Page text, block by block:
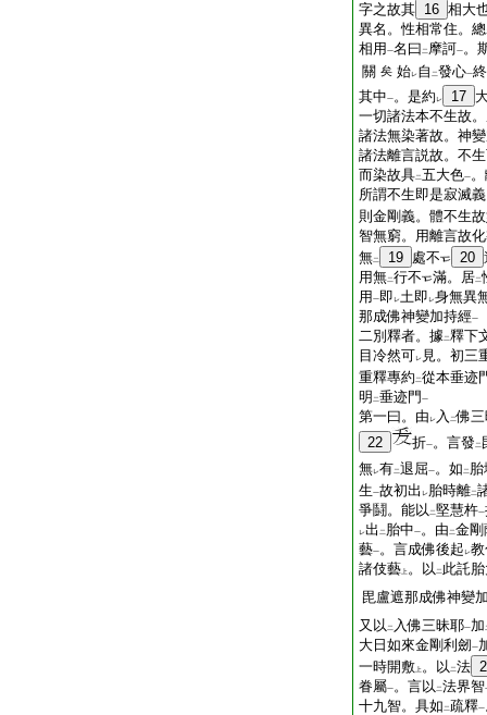
字之故其 16 相大
異名。性相常住。總
相用 一名曰 二 摩訶一。
關 矣 始レ自 二發心一終
其中一。是約 レ 17
一切諸法本不生故
諸法無染著故。神
諸法離言説故。不
而染故具二五大色一
所謂不生即是寂滅
則金剛義。體不生
智無窮。用離言故
無二 19 處不 20
用無二行不 滿。居二
用 一即 レ土即 レ身無異
那成佛神變加持經一
二別釋者。據二釋下
目冷然可レ 見。初三
重釋專約 二從本垂迹
明 二垂迹門 一
第一曰。由 レ 入 二佛
22
折一。言發 二
無レ有二退屈一。如 二
生一故初出 レ胎時離二
爭鬪。能以 二堅慧杵一
レ出 二 胎中一。由 二金剛
藝一。言成佛後起 レ
諸伎藝 上 。以 二 此託
毘盧遮那成佛神變
又以 二 入佛三昧耶一加
大日如來金剛利劒一
一時開敷 上 。以 二法
眷屬一。言以 二法界智
十九智。具如 二疏釋一